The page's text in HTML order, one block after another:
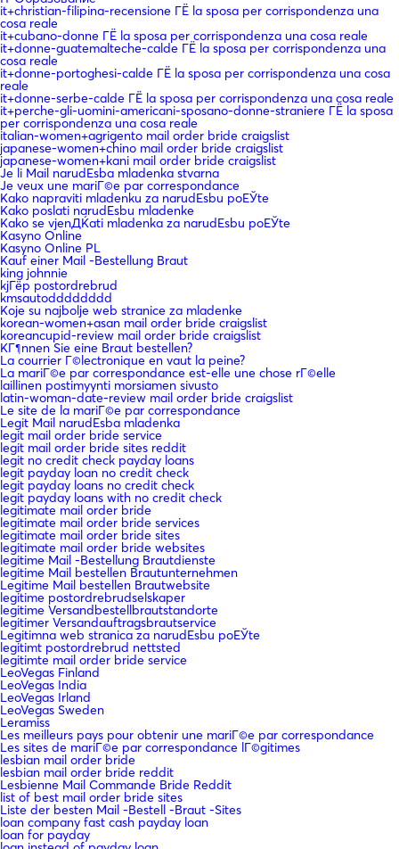
it+christian-filipina-recensione ГЁ la sposa per corrispondenza una
cosa reale
it+cubano-donne ГЁ la sposa per corrispondenza una cosa reale
it+donne-guatemalteche-calde ГЁ la sposa per corrispondenza una
cosa reale
it+donne-portoghesi-calde ГЁ la sposa per corrispondenza una cosa
reale
it+donne-serbe-calde ГЁ la sposa per corrispondenza una cosa reale
it+perche-gli-uomini-americani-sposano-donne-straniere ГЁ la sposa
per corrispondenza una cosa reale
italian-women+agrigento mail order bride craigslist
japanese-women+chino mail order bride craigslist
japanese-women+kani mail order bride craigslist
Je li Mail narudЕѕba mladenka stvarna
Je veux une mariГ©e par correspondance
Kako napraviti mladenku za narudЕѕbu poЕЎte
Kako poslati narudЕѕbu mladenke
Kako se vjenДЌati mladenka za narudЕѕbu poЕЎte
Kasyno Online
Kasyno Online PL
Kauf einer Mail -Bestellung Braut
king johnnie
kjГёp postordrebrud
kmsautodddddddd
Koje su najbolje web stranice za mladenke
korean-women+asan mail order bride craigslist
koreancupid-review mail order bride craigslist
KГ¶nnen Sie eine Braut bestellen?
La courrier Г©lectronique en vaut la peine?
La mariГ©e par correspondance est-elle une chose rГ©elle
laillinen postimyynti morsiamen sivusto
latin-woman-date-review mail order bride craigslist
Le site de la mariГ©e par correspondance
Legit Mail narudЕѕba mladenka
legit mail order bride service
legit mail order bride sites reddit
legit no credit check payday loans
legit payday loan no credit check
legit payday loans no credit check
legit payday loans with no credit check
legitimate mail order bride
legitimate mail order bride services
legitimate mail order bride sites
legitimate mail order bride websites
legitime Mail -Bestellung Brautdienste
legitime Mail bestellen Brautunternehmen
Legitime Mail bestellen Brautwebsite
legitime postordrebrudselskaper
legitime Versandbestellbrautstandorte
legitimer Versandauftragsbrautservice
Legitimna web stranica za narudЕѕbu poЕЎte
legitimt postordrebrud nettsted
legitimte mail order bride service
LeoVegas Finland
LeoVegas India
LeoVegas Irland
LeoVegas Sweden
Leramiss
Les meilleurs pays pour obtenir une mariГ©e par correspondance
Les sites de mariГ©e par correspondance lГ©gitimes
lesbian mail order bride
lesbian mail order bride reddit
Lesbienne Mail Commande Bride Reddit
list of best mail order bride sites
Liste der besten Mail -Bestell -Braut -Sites
loan company fast cash payday loan
loan for payday